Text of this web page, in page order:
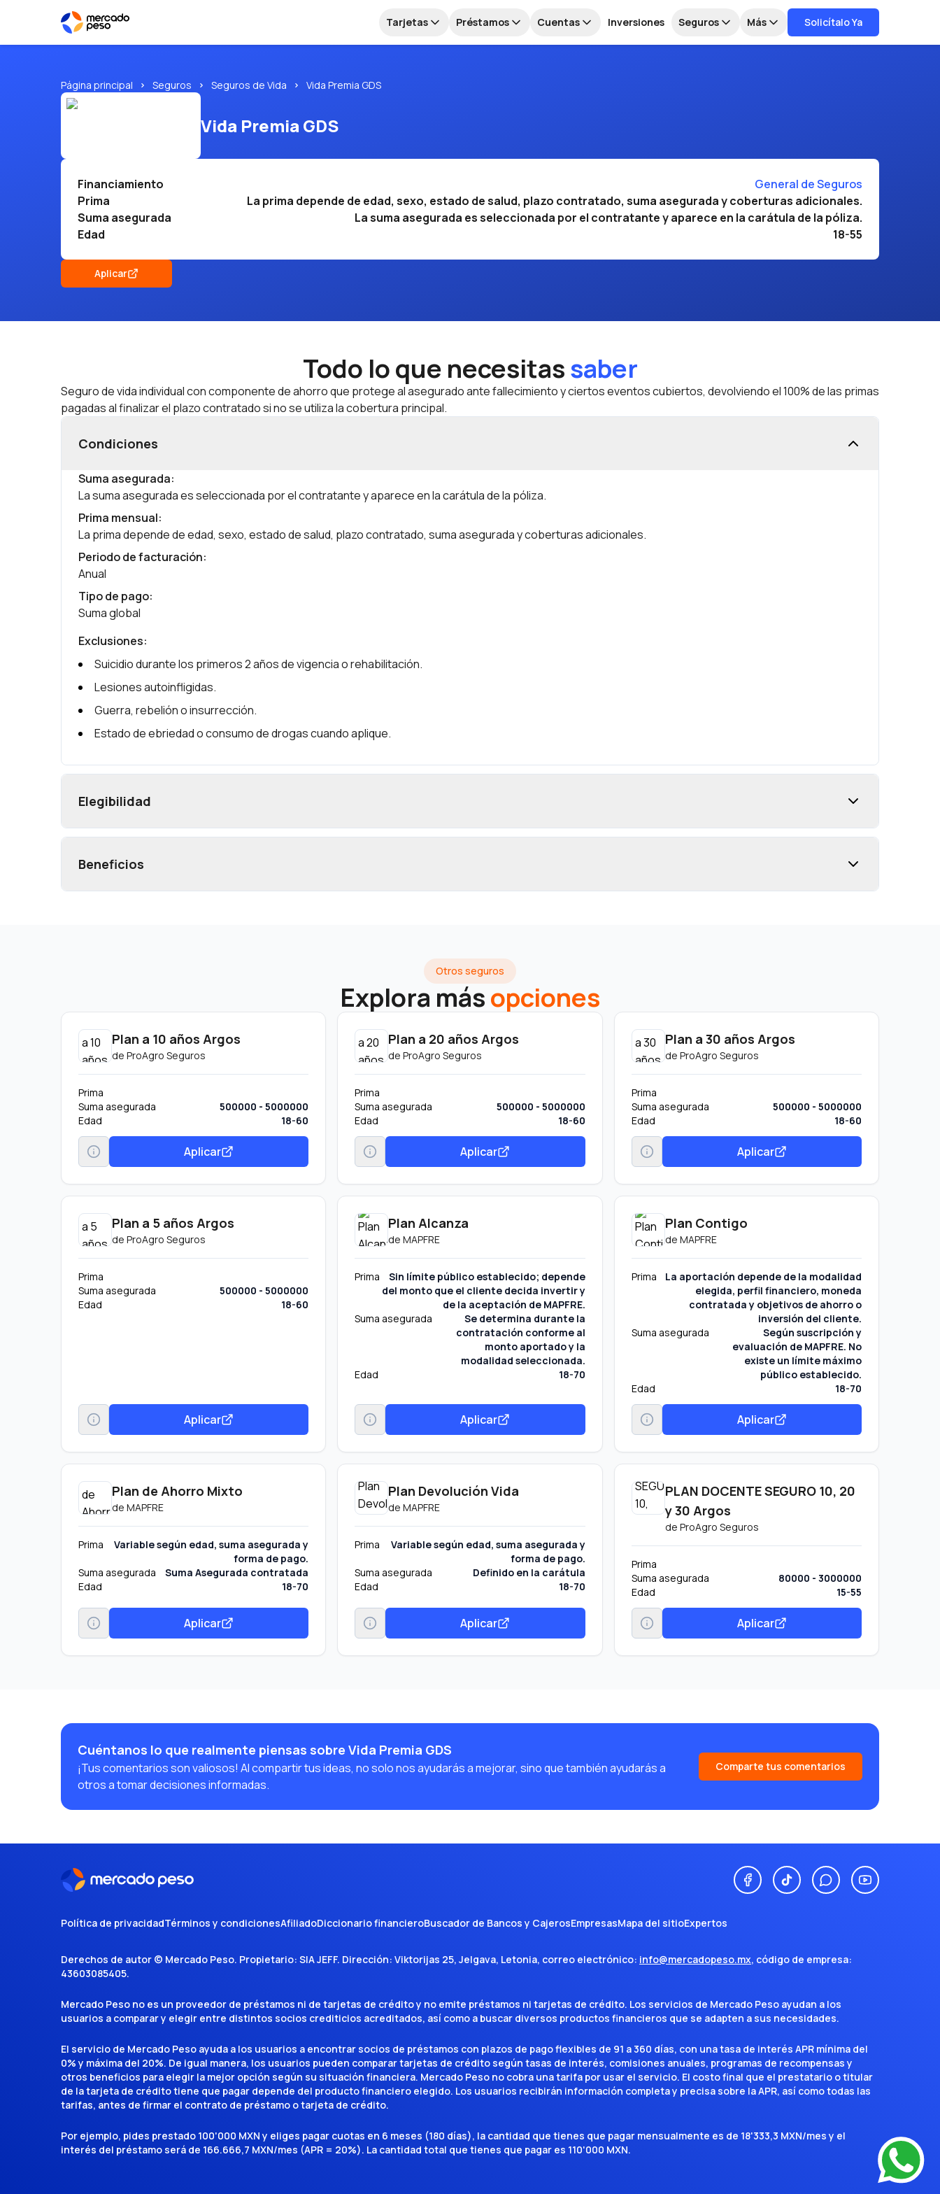
Tarjetas Préstamos Cuentas Inversiones Seguros Más Solicítalo Ya
Página principal Seguros Seguros de Vida Vida Premia GDS
Vida Premia GDS
Financiamiento
General de Seguros
Prima
La prima depende de edad, sexo, estado de salud, plazo contratado, suma asegurada y coberturas adicionales.
Suma asegurada
La suma asegurada es seleccionada por el contratante y aparece en la carátula de la póliza.
Edad
18-55
Aplicar
Todo lo que necesitassaber
Seguro de vida individual con componente de ahorro que protege al asegurado ante fallecimiento y ciertos eventos cubiertos, devolviendo el 100% de las primas
pagadas al finalizar el plazo contratado si no se utiliza la cobertura principal.
Condiciones
Suma asegurada:
La suma asegurada es seleccionada por el contratante y aparece en la carátula de la póliza.
Prima mensual:
La prima depende de edad, sexo, estado de salud, plazo contratado, suma asegurada y coberturas adicionales.
Periodo de facturación:
Anual
Tipo de pago:
Suma global
Exclusiones:
Suicidio durante los primeros 2 años de vigencia o rehabilitación.
Lesiones autoinfligidas.
Guerra, rebelión o insurrección.
Estado de ebriedad o consumo de drogas cuando aplique.
Elegibilidad
Beneficios
Otros seguros
Explora másopciones
Plan a 10 años Argos
de ProAgro Seguros
Prima
Suma asegurada
500000 - 5000000
Edad
18-60
Aplicar
Plan a 20 años Argos
de ProAgro Seguros
Prima
Suma asegurada
500000 - 5000000
Edad
18-60
Aplicar
Plan a 30 años Argos
de ProAgro Seguros
Prima
Suma asegurada
500000 - 5000000
Edad
18-60
Aplicar
Plan a 5 años Argos
de ProAgro Seguros
Prima
Suma asegurada
500000 - 5000000
Edad
18-60
Aplicar
Plan Alcanza
de MAPFRE
Prima
Sin límite público establecido; depende
del monto que el cliente decida invertir y
de la aceptación de MAPFRE.
Suma asegurada
Se determina durante la
contratación conforme al
monto aportado y la
modalidad seleccionada.
Edad
18-70
Aplicar
Plan Contigo
de MAPFRE
Prima
La aportación depende de la modalidad
elegida, perfil financiero, moneda
contratada y objetivos de ahorro o
inversión del cliente.
Suma asegurada
Según suscripción y
evaluación de MAPFRE. No
existe un límite máximo
público establecido.
Edad
18-70
Aplicar
Plan de Ahorro Mixto
de MAPFRE
Prima
Variable según edad, suma asegurada y
forma de pago.
Suma asegurada
Suma Asegurada contratada
Edad
18-70
Aplicar
Plan Devolución Vida
de MAPFRE
Prima
Variable según edad, suma asegurada y
forma de pago.
Suma asegurada
Definido en la carátula
Edad
18-70
Aplicar
PLAN DOCENTE SEGURO 10, 20
y 30 Argos
de ProAgro Seguros
Prima
Suma asegurada
80000 - 3000000
Edad
15-55
Aplicar
Cuéntanos lo que realmente piensas sobre Vida Premia GDS
¡Tus comentarios son valiosos! Al compartir tus ideas, no solo nos ayudarás a mejorar, sino que también ayudarás a
otros a tomar decisiones informadas.
Comparte tus comentarios
Política de privacidadTérminos y condicionesAfiliadoDiccionario financieroBuscador de Bancos y CajerosEmpresasMapa del sitioExpertos
Derechos de autor © Mercado Peso. Propietario: SIA JEFF. Dirección: Viktorijas 25, Jelgava, Letonia, correo electrónico: info@mercadopeso.mx, código de empresa:
43603085405.
Mercado Peso no es un proveedor de préstamos ni de tarjetas de crédito y no emite préstamos ni tarjetas de crédito. Los servicios de Mercado Peso ayudan a los
usuarios a comparar y elegir entre distintos socios crediticios acreditados, así como a buscar diversos productos financieros que se adapten a sus necesidades.
El servicio de Mercado Peso ayuda a los usuarios a encontrar socios de préstamos con plazos de pago flexibles de 91 a 360 días, con una tasa de interés APR mínima del
0% y máxima del 20%. De igual manera, los usuarios pueden comparar tarjetas de crédito según tasas de interés, comisiones anuales, programas de recompensas y
otros beneficios para elegir la mejor opción según su situación financiera. Mercado Peso no cobra una tarifa por usar el servicio. El costo final que el prestatario o titular
de la tarjeta de crédito tiene que pagar depende del producto financiero elegido. Los usuarios recibirán información completa y precisa sobre la APR, así como todas las
tarifas, antes de firmar el contrato de préstamo o tarjeta de crédito.
Por ejemplo, pides prestado 100'000 MXN y eliges pagar cuotas en 6 meses (180 días), la cantidad que tienes que pagar mensualmente es de 18'333,3 MXN/mes y el
interés del préstamo será de 166.666,7 MXN/mes (APR = 20%). La cantidad total que tienes que pagar es 110'000 MXN.